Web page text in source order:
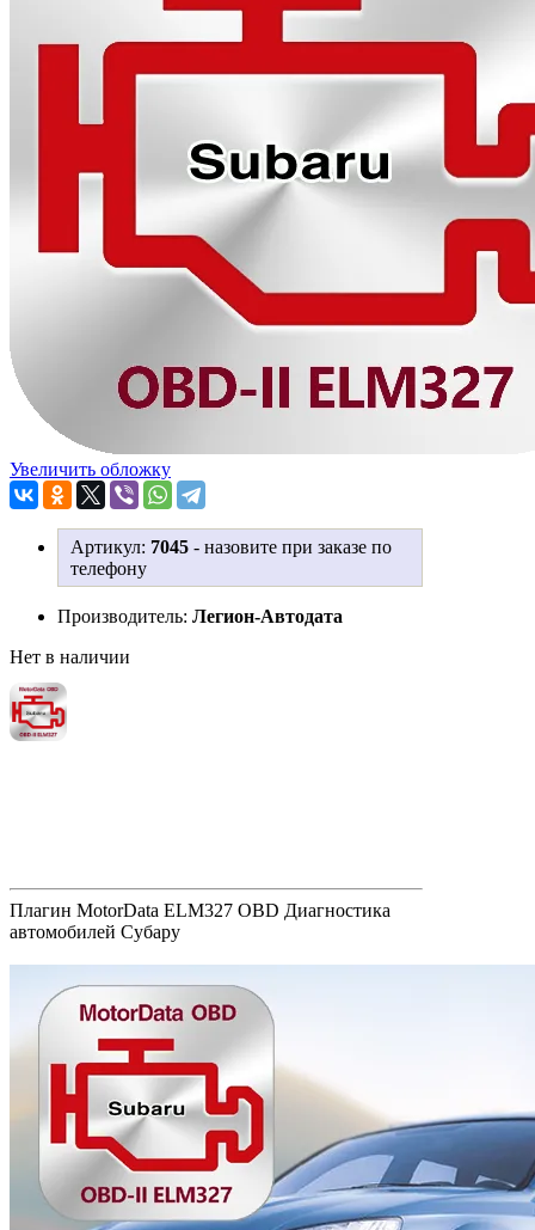
Увеличить обложку
Артикул: 7045 - назовите при заказе по
телефону
Производитель: Легион-Автодата
Нет в наличии
Плагин MotorData ELM327 OBD Диагностика
автомобилей Субару